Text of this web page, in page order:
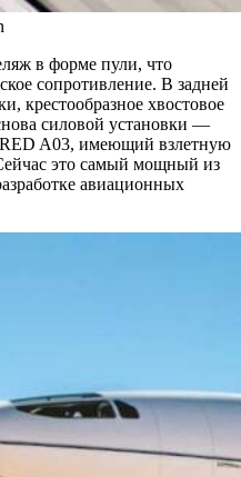
в форме пули, что
сопротивление. В задней
крестообразное хвостовое
силовой установки —
A03, имеющий взлетную
это самый мощный из
авиационных